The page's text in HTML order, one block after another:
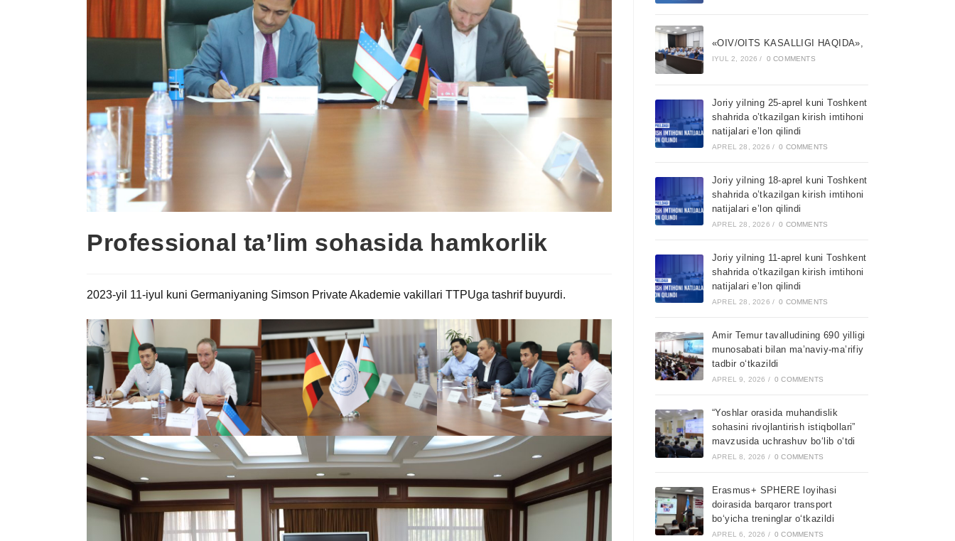
Professional ta’lim sohasida hamkorlik
2023-yil 11-iyul kuni Germaniyaning Simson Private Akademie vakillari TTPUga tashrif buyurdi.
«OIV/OITS KASALLIGI HAQIDA»,
IYUL 2, 2026 / 0 COMMENTS
Joriy yilning 25-aprel kuni Toshkent
shahrida o’tkazilgan kirish imtihoni
natijalari e’lon qilindi
APREL 28, 2026 / 0 COMMENTS
Joriy yilning 18-aprel kuni Toshkent
shahrida o’tkazilgan kirish imtihoni
natijalari e’lon qilindi
APREL 28, 2026 / 0 COMMENTS
Joriy yilning 11-aprel kuni Toshkent
shahrida o’tkazilgan kirish imtihoni
natijalari e’lon qilindi
APREL 28, 2026 / 0 COMMENTS
Amir Temur tavalludining 690 yilligi
munosabati bilan ma’naviy-ma’rifiy
tadbir o‘tkazildi
APREL 9, 2026 / 0 COMMENTS
“Yoshlar orasida muhandislik
sohasini rivojlantirish istiqbollari”
mavzusida uchrashuv bo‘lib o‘tdi
APREL 8, 2026 / 0 COMMENTS
Erasmus+ SPHERE loyihasi
doirasida barqaror transport
bo‘yicha treninglar o‘tkazildi
APREL 6, 2026 / 0 COMMENTS